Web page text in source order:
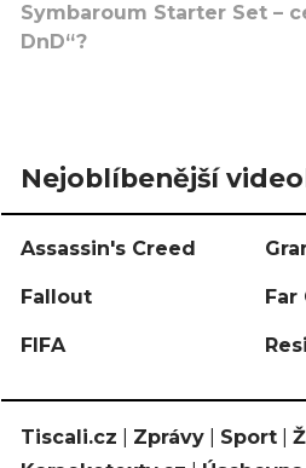
Symbaroum Starter Set –
DnD“?
Nejoblíbenější
Assassin's Creed
Fallout Far
FIFA
Tiscali.cz Zprávy Sport